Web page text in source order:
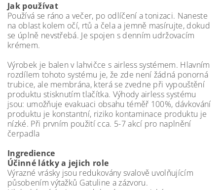
Jak používat
Používá se ráno a večer, po odlíčení a tonizaci. Naneste
na oblast kolem očí, rtů a čela a jemně masírujte, dokud
se úplně nevstřebá. Je spojen s denním udržovacím
krémem.
Výrobek je balen v lahvičce s airless systémem. Hlavním
rozdílem tohoto systému je, že zde není žádná ponorná
trubice, ale membrána, která se zvedne při vypouštění
produktu stisknutím tlačítka. Výhody airless systému
jsou: umožňuje evakuaci obsahu téměř 100%, dávkování
produktu je konstantní, riziko kontaminace produktu je
nízké. Při prvním použití cca. 5-7 akcí pro naplnění
čerpadla
Ingredience
Účinné látky a jejich role
Výrazné vrásky jsou redukovány svalově uvolňujícím
působením výtažků Gatuline a zázvoru.